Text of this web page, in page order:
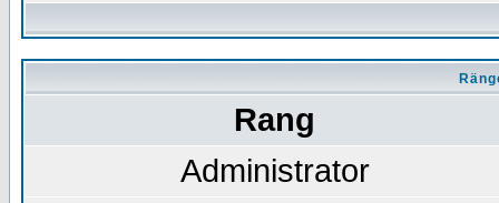
Rang
Administrator